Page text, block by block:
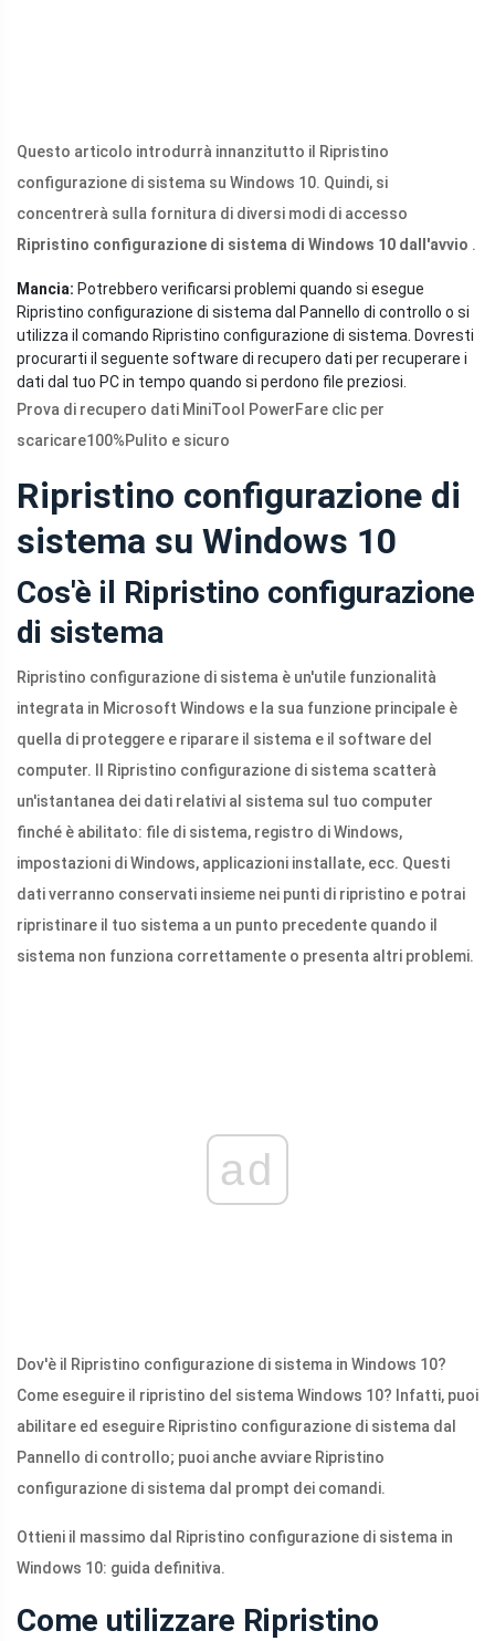
Questo articolo introdurrà innanzitutto il Ripristino
configurazione di sistema su Windows 10. Quindi, si
concentrerà sulla fornitura di diversi modi di accesso
Ripristino configurazione di sistema di Windows 10 dall'avvio .
Mancia: Potrebbero verificarsi problemi quando si esegue
Ripristino configurazione di sistema dal Pannello di controllo o si
utilizza il comando Ripristino configurazione di sistema. Dovresti
procurarti il ​​seguente software di recupero dati per recuperare i
dati dal tuo PC in tempo quando si perdono file preziosi.
Prova di recupero dati MiniTool PowerFare clic per
scaricare100%Pulito e sicuro
Ripristino configurazione di
sistema su Windows 10
Cos'è il Ripristino configurazione
di sistema
Ripristino configurazione di sistema è un'utile funzionalità
integrata in Microsoft Windows e la sua funzione principale è
quella di proteggere e riparare il sistema e il software del
computer. Il Ripristino configurazione di sistema scatterà
un'istantanea dei dati relativi al sistema sul tuo computer
finché è abilitato: file di sistema, registro di Windows,
impostazioni di Windows, applicazioni installate, ecc. Questi
dati verranno conservati insieme nei punti di ripristino e potrai
ripristinare il tuo sistema a un punto precedente quando il
sistema non funziona correttamente o presenta altri problemi.
ad
Dov'è il Ripristino configurazione di sistema in Windows 10?
Come eseguire il ripristino del sistema Windows 10? Infatti, puoi
abilitare ed eseguire Ripristino configurazione di sistema dal
Pannello di controllo; puoi anche avviare Ripristino
configurazione di sistema dal prompt dei comandi.
Ottieni il massimo dal Ripristino configurazione di sistema in
Windows 10: guida definitiva.
Come utilizzare Ripristino